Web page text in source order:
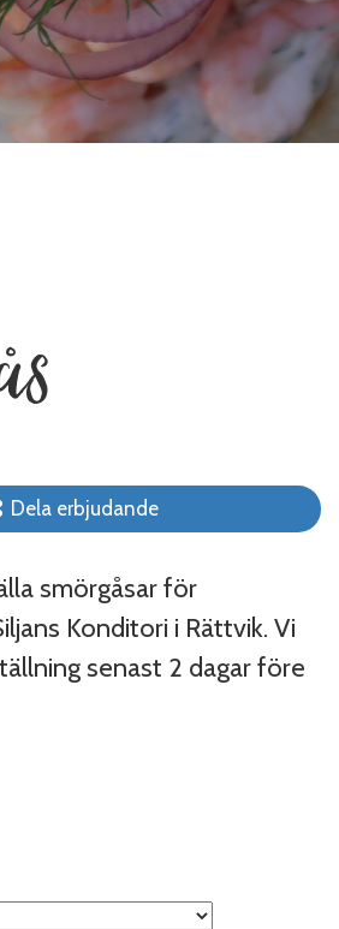
Dela erbjudande
smörgåsar för
Konditori i Rättvik. Vi
senast 2 dagar före